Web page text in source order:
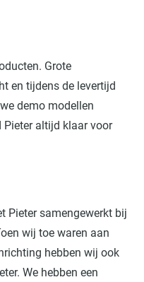
Grote
en tijdens de levertijd
demo modellen
Pieter altijd klaar voor
Pieter samengewerkt bij
wij toe waren aan
hebben wij ook
We hebben een